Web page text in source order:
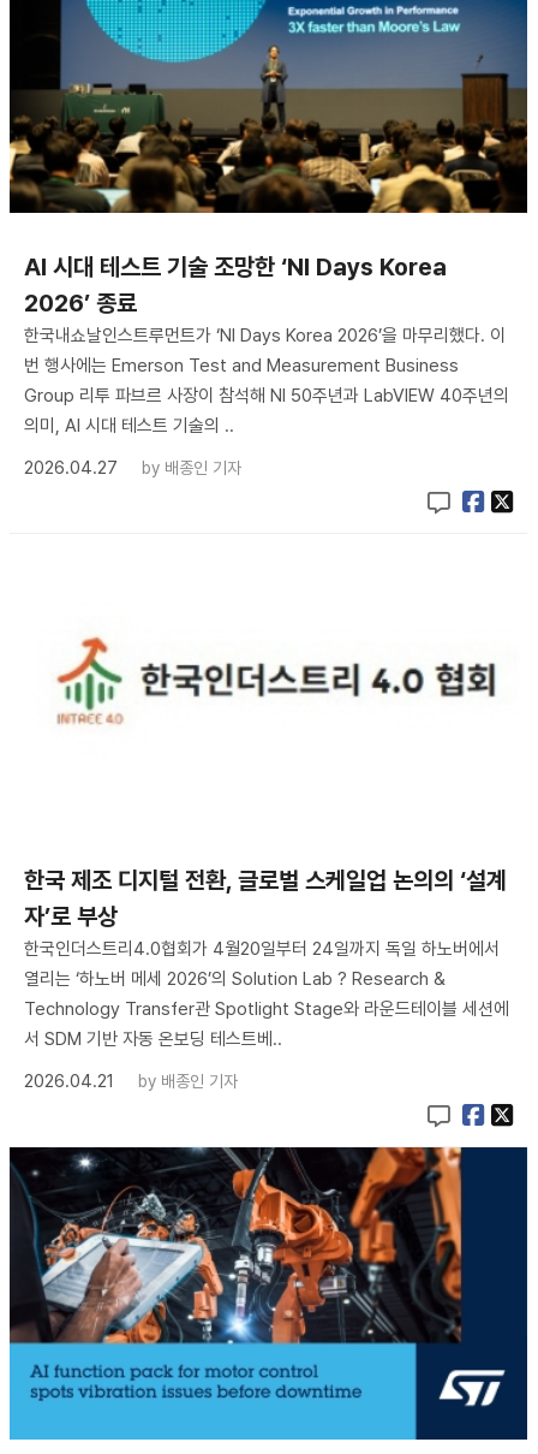
AI 시대 테스트 기술 조망한 ‘NI Days Korea
2026’ 종료
한국내쇼날인스트루먼트가 ‘NI Days Korea 2026’을 마무리했다. 이
번 행사에는 Emerson Test and Measurement Business
Group 리투 파브르 사장이 참석해 NI 50주년과 LabVIEW 40주년의
의미, AI 시대 테스트 기술의 ..
2026.04.27
by 배종인 기자
한국 제조 디지털 전환, 글로벌 스케일업 논의의 ‘설계
자’로 부상
한국인더스트리4.0협회가 4월20일부터 24일까지 독일 하노버에서
열리는 ‘하노버 메세 2026’의 Solution Lab ? Research &
Technology Transfer관 Spotlight Stage와 라운드테이블 세션에
서 SDM 기반 자동 온보딩 테스트베..
2026.04.21
by 배종인 기자